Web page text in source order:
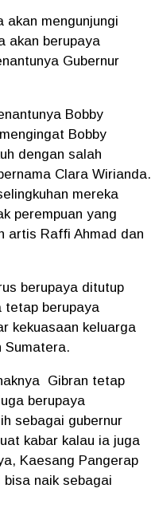
akan mengunjungi
akan berupaya
Gubernur
Bobby
Bobby
dengan salah
Clara Wirianda.
mereka
perempuan yang
artis Raffi Ahmad dan
berupaya ditutup
tetap berupaya
kekuasaan keluarga
Sumatera.
Gibran tetap
berupaya
sebagai gubernur
kabar kalau ia juga
Kaesang Pangerap
bisa naik sebagai